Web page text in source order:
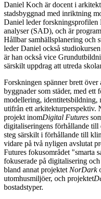
Daniel Koch är docent i
stadsbyggnad med inriktning
Daniel leder
analyser (SAD), och är
Hållbar samhällsplanering och
leder Daniel också
är han också vice
särskilt uppdrag att utreda
Forskningen spänner brett
byggnader som städer, med
modellering, identitetsbildning,
utifrån ett arkitekturperspektiv.
projekt inomDigital Futures
digitaliseringens förhållande
steg särskilt i förhållande till
vidare på två nyligen avslutat
Futures fokusområdet "smarta
fokuserade på digitalisering
bland annat projektet NorDark
utomhusmiljöer, och projektet
bostadstyper.